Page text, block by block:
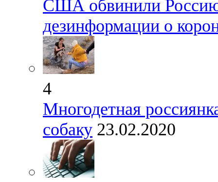
США обвинили Россию
дезинформации о
4
Многодетная
собаку 23.02.2020